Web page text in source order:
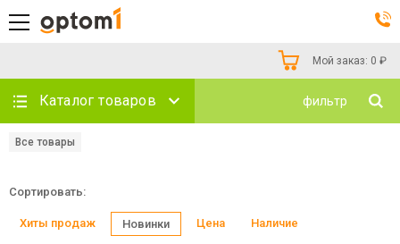
Мой заказ: 0 ₽
Каталог товаров фильтр
Все товары
Сортировать:
Хиты продаж Новинки Цена Наличие